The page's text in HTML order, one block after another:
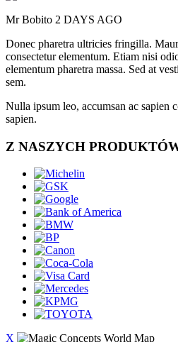
Mr Bobito 2 DAYS AGO
Donec pharetra ultricies fringilla.
consectetur elementum. Etiam nisi
elementum pharetra massa. Sed at
sem.
Nulla ipsum leo, accumsan ac sapien
sapien.
Z NASZYCH
X